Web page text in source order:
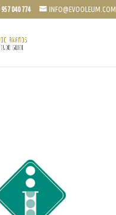
040 774 INFO@EVOOLEUM.COM